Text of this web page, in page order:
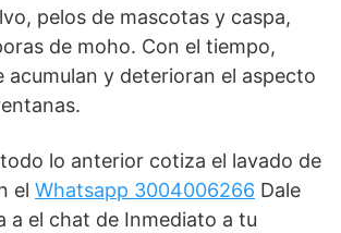
pelos de mascotas y caspa,
de moho. Con el tiempo,
acumulan y deterioran el aspecto
lo anterior cotiza el lavado de
el Whatsapp 3004006266 Dale
a el chat de Inmediato a tu